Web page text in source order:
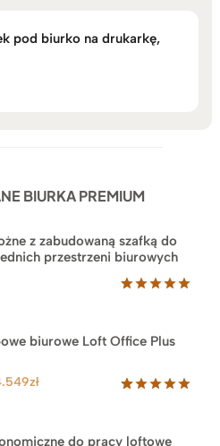
pod biurko na drukarkę,
BIURKA PREMIUM
z zabudowaną szafką do
przestrzeni biurowych
na
podstawie
klienta
biurowe Loft Office Plus
na
złZakres
3.999złdo pracy loftowe